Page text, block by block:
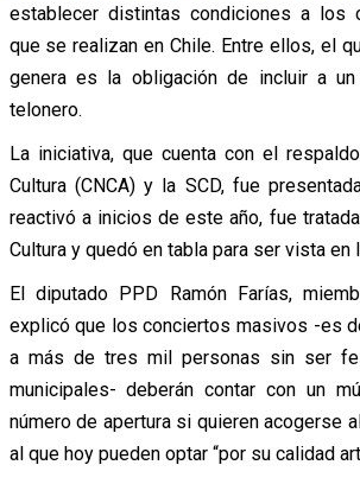
establecer distintas condiciones a los
que se realizan en Chile. Entre ellos, el
genera es la obligación de incluir a
telonero.
La iniciativa, que cuenta con el
Cultura (CNCA) y la SCD, fue
reactivó a inicios de este año, fue
Cultura y quedó en tabla para ser vista en
El diputado PPD Ramón Farías,
explicó que los conciertos masivos -es
a más de tres mil personas sin ser
municipales- deberán contar con un
número de apertura si quieren acogerse
al que hoy pueden optar “por su calidad